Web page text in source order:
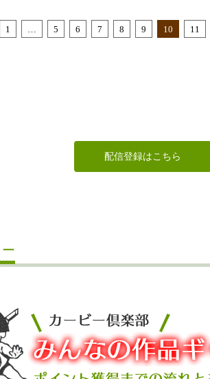
1 5 6 7 8 9 10 11
配信登録はこちら